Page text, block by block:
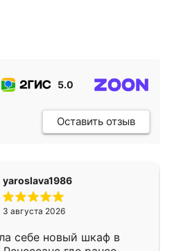
5.0
Оставить отзыв
yaroslava1986
3 августа 2026
себе новый шкаф в